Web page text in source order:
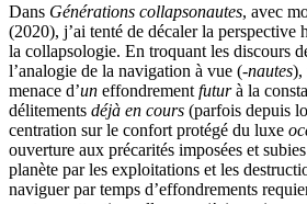
Dans Générations collapsonautes, avec
(2020), j’ai tenté de décaler la perspective
la collapsologie. En troquant les discours
l’analogie de la navigation à vue (-nautes),
menace d’un effondrement futurà la
délitements déjà en cours (parfois depuis
centration sur le confort protégé du luxe
ouverture aux précarités imposées et
planète par les exploitations et les
naviguer par temps d’effondrements